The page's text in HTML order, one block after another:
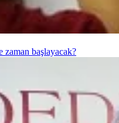
zaman başlayacak?